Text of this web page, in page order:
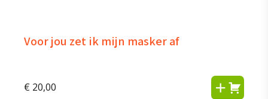
Voor jou zet ik mijn masker af
€ 20,00